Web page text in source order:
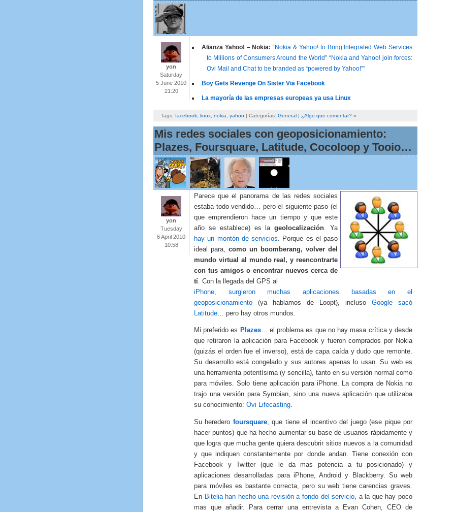
yon
Saturday
5 June 2010
21:20
Alianza Yahoo! – Nokia: “Nokia & Yahoo! to Bring Integrated Web Services
to Millions of Consumers Around the World” “Nokia and Yahoo! join forces:
Ovi Mail and Chat to be branded as “powered by Yahoo!””
Boy Gets Revenge On Sister Via Facebook
La mayoría de las empresas europeas ya usa Linux
Tags: facebook linux nokia yahoo | Categorías: General | ¿Algo que comentar? »
Mis redes sociales con geoposicionamiento:
Plazes, Foursquare, Latitude, Cocoloop y Tooio…
yon
Tuesday
6 April 2010
10:58
Parece que el panorama de las redes sociales
estaba todo vendido… pero el siguiente paso (el
que emprendieron hace un tiempo y que este
año se establece) es lageolocalización . Ya
hay un montón de servicios . Porque es el paso
ideal para, como un boomberang, volver del
mundo virtual al mundo real, y reencontrarte
con tus amigos o encontrar nuevos cerca de
tí . Con la llegada del GPS al
iPhone, surgieron muchas aplicaciones basadas en el
geoposicionamiento (ya hablamos de Loopt), incluso Google sacó
Latitude … pero hay otros mundos.
Mi preferido es Plazes… el problema es que no hay masa crítica y desde
que retiraron la aplicación para Facebook y fueron comprados por Nokia
(quizás el orden fue el inverso), está de capa caída y dudo que remonte.
Su desarrollo está congelado y sus autores apenas lo usan. Su web es
una herramienta potentísima (y sencilla), tanto en su versión normal como
para móviles. Solo tiene aplicación para iPhone. La compra de Nokia no
trajo una versión para Symbian, sino una nueva aplicación que utilizaba
su conocimiento: Ovi Lifecasting.
Su heredero foursquare, que tiene el incentivo del juego (ese pique por
hacer puntos) que ha hecho aumentar su base de usuarios rápidamente y
que logra que mucha gente quiera descubrir sitios nuevos a la comunidad
y que indiquen constantemente por donde andan. Tiene conexión con
Facebook y Twitter (que le da mas potencia a tu posicionado) y
aplicaciones desarrolladas para iPhone, Android y Blackberry. Su web
para móviles es bastante correcta, pero su web tiene carencias graves.
En Bitelia han hecho una revisión a fondo del servicio , a la que hay poco
mas que añadir. Para cerrar una entrevista a Evan Cohen, CEO de